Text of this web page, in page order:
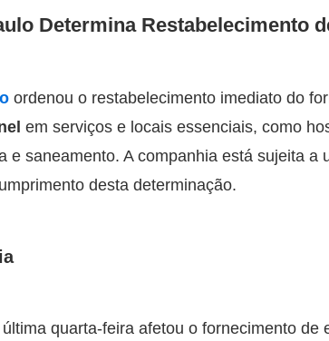
Determina Restabelecimento
ordenou o restabelecimento imediato do
em serviços e locais essenciais, como
e saneamento. A companhia está sujeita a
desta determinação.
quarta-feira afetou o fornecimento de